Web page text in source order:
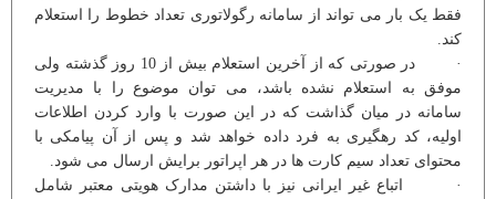
فقط یک بار می تواند از سامانه رگولاتوری تعداد خطوط را استعلام
کند.
· در صورتی که از آخرین استعلام بیش از 10 روز گذشته ولی
موفق به استعلام نشده باشد، می توان موضوع را با مدیریت
سامانه در میان گذاشت که در این صورت با وارد کردن اطلاعات
اولیه، کد رهگیری به فرد داده خواهد شد و پس از آن پیامکی با
محتوای تعداد سیم کارت ها در هر اپراتور برایش ارسال می شود.
· اتباع غیر ایرانی نیز با داشتن مدارک هویتی معتبر شامل